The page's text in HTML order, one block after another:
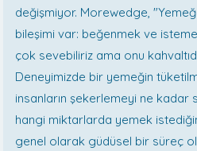
değişmiyor. Morewedge,
bileşimi var: beğenmek ve
çok sevebiliriz ama onu
Deneyimizde bir yemeğin
insanların şekerlemeyi ne kadar
hangi miktarlarda yemek
genel olarak güdüsel bir süreç